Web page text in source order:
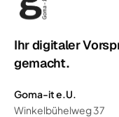
Ihr digitaler
gemacht.
Goma-it e.U.
Winkelbühelweg 37